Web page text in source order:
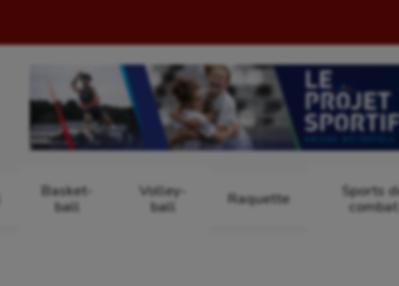
Basket-
ball
Volley-
ball
Raquette
Sports
combat